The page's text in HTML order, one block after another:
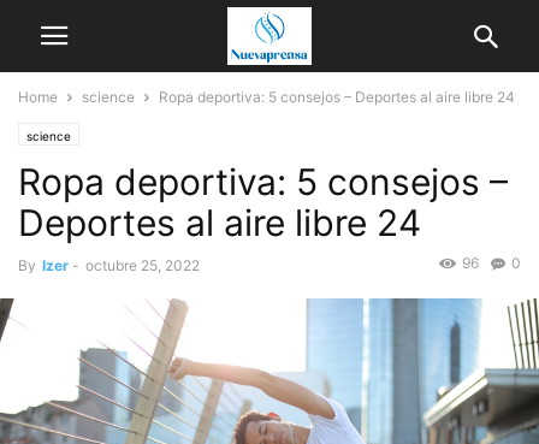
Home science Ropa deportiva: 5 consejos – Deportes al aire libre 24
science
Ropa deportiva: 5 consejos –
Deportes al aire libre 24
By Izer - octubre 25, 2022 0
96